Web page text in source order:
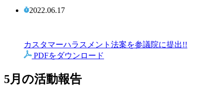
2022.06.17
カスタマーハラスメント法案を参議院に提出!!
PDFをダウンロード
5月の活動報告